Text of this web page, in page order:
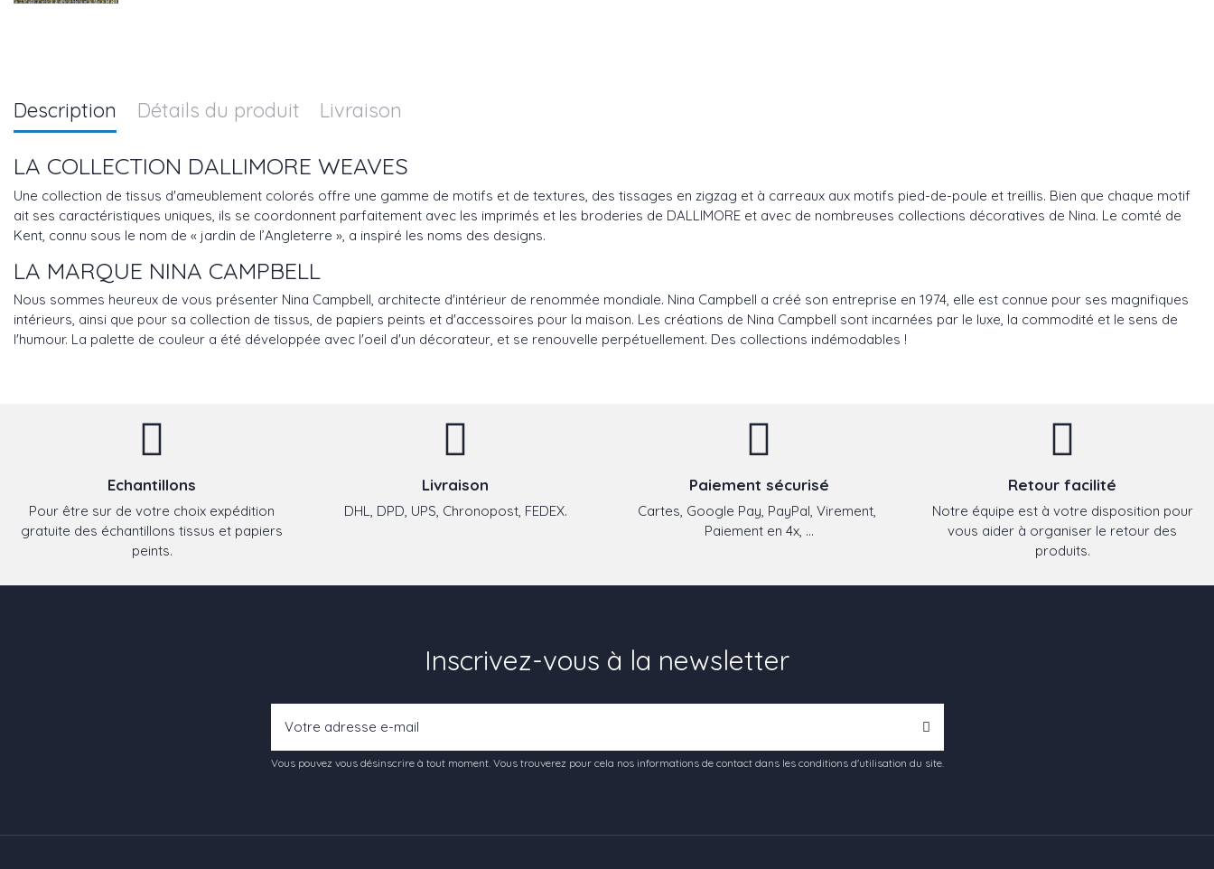
Description Détails du produit Livraison
LA COLLECTION DALLIMORE WEAVES
Une collection de tissus d'ameublement colorés offre une gamme de motifs et de textures, des tissages en zigzag et à carreaux aux motifs pied-de-poule et treillis. Bien que chaque motif
ait ses caractéristiques uniques, ils se coordonnent parfaitement avec les imprimés et les broderies de DALLIMORE et avec de nombreuses collections décoratives de Nina. Le comté de
Kent, connu sous le nom de « jardin de l’Angleterre », a inspiré les noms des designs.
LA MARQUE NINA CAMPBELL
Nous sommes heureux de vous présenter Nina Campbell, architecte d'intérieur de renommée mondiale. Nina Campbell a créé son entreprise en 1974, elle est connue pour ses magnifiques
intérieurs, ainsi que pour sa collection de tissus, de papiers peints et d'accessoires pour la maison. Les créations de Nina Campbell sont incarnées par le luxe, la commodité et le sens de
l'humour. La palette de couleur a été développée avec l'oeil d'un décorateur, et se renouvelle perpétuellement. Des collections indémodables !
Echantillons
Pour être sur de votre choix expédition
gratuite des échantillons tissus et papiers
peints.
Livraison
DHL, DPD, UPS, Chronopost, FEDEX.
Paiement sécurisé
Cartes, Google Pay, PayPal, Virement,
Paiement en 4x, ...
Retour facilité
Notre équipe est à votre disposition pour
vous aider à organiser le retour des
produits.
Inscrivez-vous à la newsletter
Vous pouvez vous désinscrire à tout moment. Vous trouverez pour cela nos informations de contact dans les conditions d'utilisation du site.